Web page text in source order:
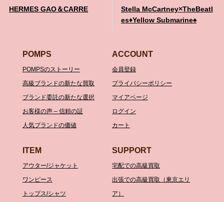
HERMES GAO＆CARRE
Stella McCartney×TheBeatl
es♦️Yellow Submarine♠️
POMPS
POMPSのストーリー
高級ブランドの新たな買取
ブランド委託の新たな選択
お客様の声 – 信頼の証
人気ブランドの価値
ACCOUNT
会員登録
プライバシーポリシー
マイアページ
ログイン
カート
ITEM
アウター/ジャケット
ワンピース
トップス/シャツ
SUPPORT
宅配での高級買取
出張での高級買取（東京エリ
ア）